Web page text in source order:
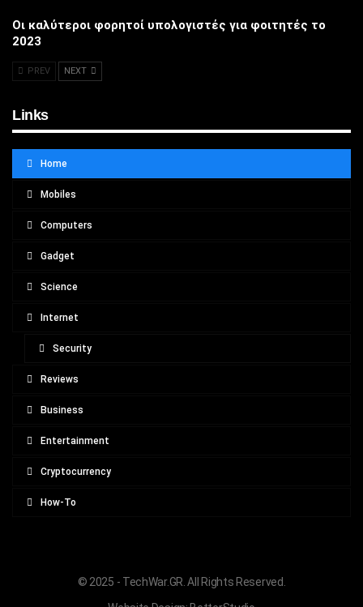
Οι καλύτεροι φορητοί υπολογιστές για φοιτητές το
2023
PREV NEXT
Links
Home
Mobiles
Computers
Gadget
Science
Internet
Security
Reviews
Business
Entertainment
Cryptocurrency
How-To
© 2025 - TechWar.GR. All Rights Reserved.